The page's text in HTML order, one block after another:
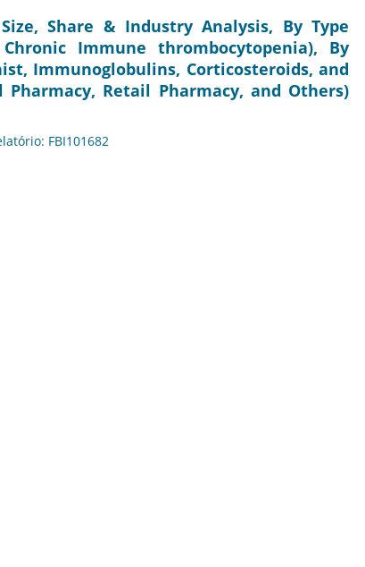
Share & Industry Analysis, By Type
Immune thrombocytopenia), By
Immunoglobulins, Corticosteroids, and
Retail Pharmacy, and Others)
FBI101682